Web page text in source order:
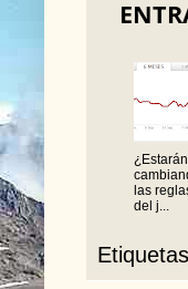
¿Estarán
las
del j...
Etiquetas